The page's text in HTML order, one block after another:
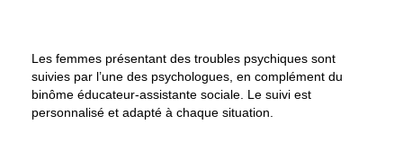
Les femmes présentant des troubles psychiques sont
suivies par l’une des psychologues, en complément du
binôme éducateur-assistante sociale. Le suivi est
personnalisé et adapté à chaque situation.